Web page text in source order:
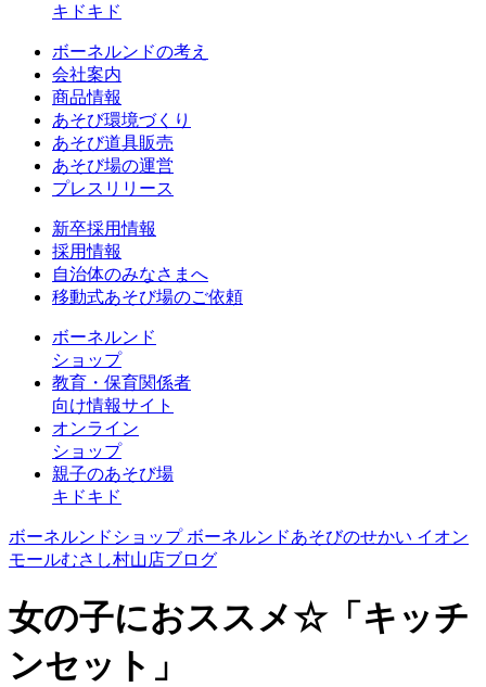
キドキド
ボーネルンドの考え
会社案内
商品情報
あそび環境づくり
あそび道具販売
あそび場の運営
プレスリリース
新卒採用情報
採用情報
自治体のみなさまへ
移動式あそび場のご依頼
ボーネルンド
ショップ
教育・保育関係者
向け情報サイト
オンライン
ショップ
親子のあそび場
キドキド
ボーネルンドショップ ボーネルンドあそびのせかい イオン
モールむさし村山店ブログ
女の子におススメ☆「キッチ
ンセット」